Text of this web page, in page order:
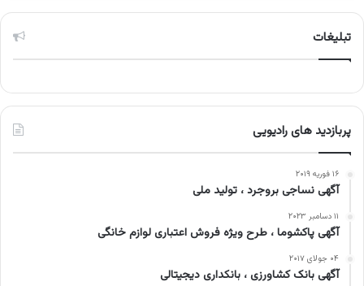
تبلیغات
پربازدید های رادیویی
۱۶ فوریه ۲۰۱۹
آگهی نساجی بروجرد ، تولید ملی
۱۱ دسامبر ۲۰۲۳
آگهی پاکشوما ، طرح ویژه فروش اعتباری لوازم خانگی
۰۴ جولای ۲۰۱۷
آگهی بانک کشاورزی ، بانکداری دیجیتالی